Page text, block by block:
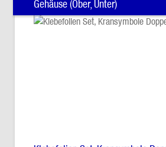
Gehäuse (Ober, Unter)